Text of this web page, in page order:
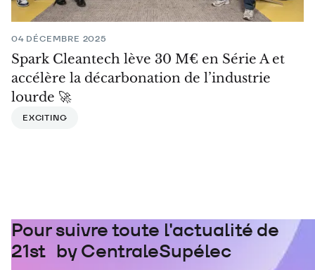
04 DÉCEMBRE 2025
Spark Cleantech lève 30 M€ en Série A et
accélère la décarbonation de l’industrie
lourde 🚀
EXCITING
Pour suivre toute l'actualité de
21st by CentraleSupélec